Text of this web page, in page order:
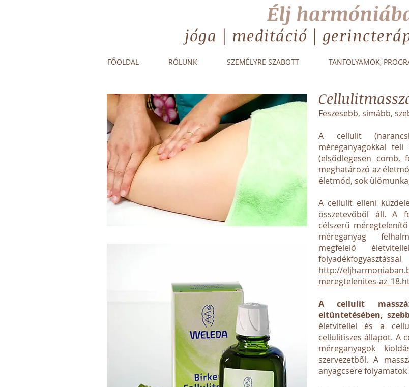
Élj
jóga | meditáció |
FŐOLDAL RÓLUNK SZEMÉLYRE SZABOTT TANFOLYAMOK,
Feszesebb, simább,
A cellulit
méreganyagokkal
(elsődlegesen comb,
meghatározó az
életmód, sok
A cellulit elleni
összetevőből áll. A
célszerű
méreganyag
megfelelő
http://
meregtelenites-
A cellulit
eltüntetésében,
életvitellel és a
cellulitiszes állapot. A
méreganyagok
szervezetből. A
anyagcsere